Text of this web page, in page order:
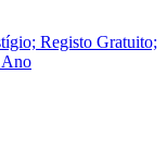
Registo Gratuito;
Ano